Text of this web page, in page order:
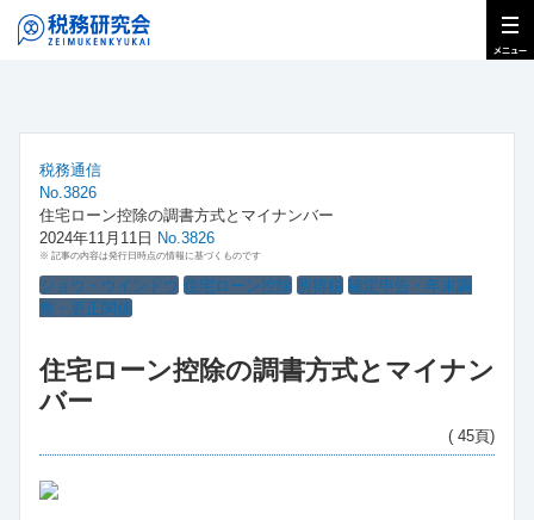
税務通信
No.3826
住宅ローン控除の調書方式とマイナンバー
2024年11月11日 No.3826
※ 記事の内容は発行日時点の情報に基づくものです
ショウ・ウインドウ 住宅ローン控除 所得税 確定申告・年末調
整・更正関係
住宅ローン控除の調書方式とマイナン
バー
( 45頁)